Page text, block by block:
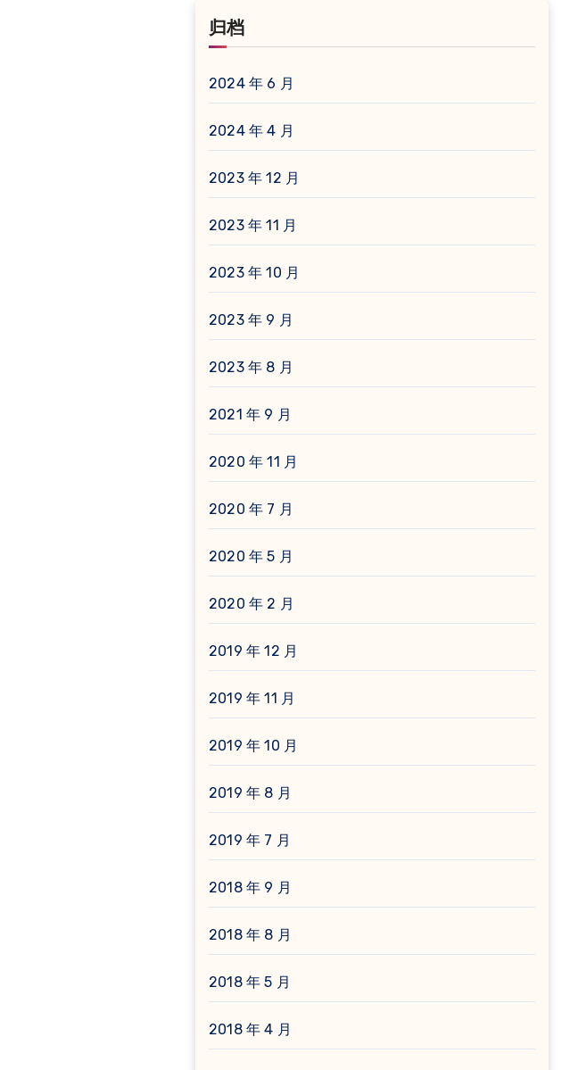
归档
2024 年 6 月
2024 年 4 月
2023 年 12 月
2023 年 11 月
2023 年 10 月
2023 年 9 月
2023 年 8 月
2021 年 9 月
2020 年 11 月
2020 年 7 月
2020 年 5 月
2020 年 2 月
2019 年 12 月
2019 年 11 月
2019 年 10 月
2019 年 8 月
2019 年 7 月
2018 年 9 月
2018 年 8 月
2018 年 5 月
2018 年 4 月